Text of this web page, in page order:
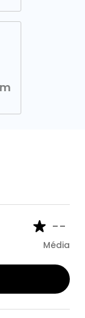
--
Média